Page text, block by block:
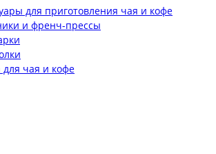
для приготовления чая и кофе
и френч-прессы
для чая и кофе